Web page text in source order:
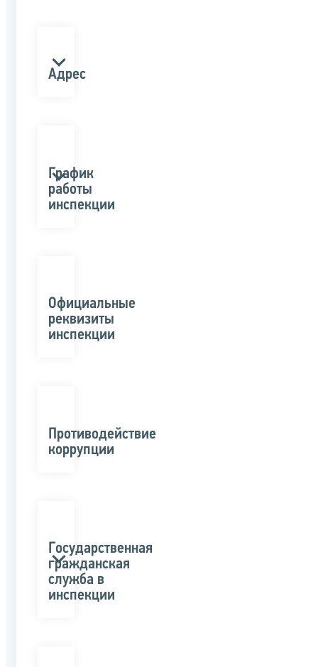
Адрес
График
работы
инспекции
Официальные
реквизиты
инспекции
Противодействие
коррупции
Государственная
гражданская
служба в
инспекции